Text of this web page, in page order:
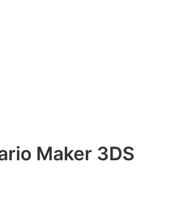
Maker 3DS